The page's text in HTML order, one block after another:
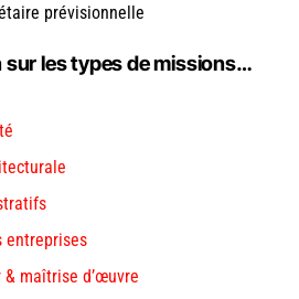
prévisionnelle
sur les types de missions…
entreprises
maîtrise d’œuvre